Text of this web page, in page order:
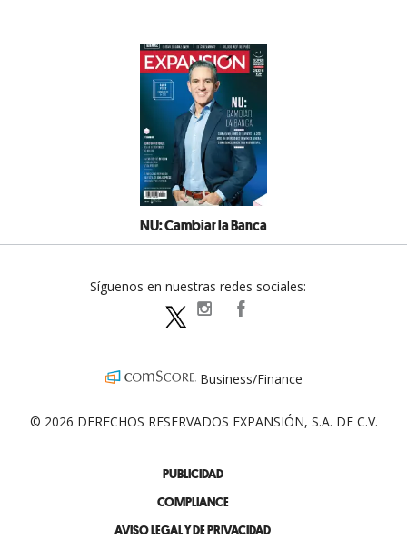
NU: Cambiar la Banca
PUBLICIDAD
COMPLIANCE
AVISO LEGAL Y DE PRIVACIDAD
Síguenos en nuestras redes sociales:
expansionpolitica
Business/Finance
© 2026 DERECHOS RESERVADOS EXPANSIÓN, S.A. DE C.V.